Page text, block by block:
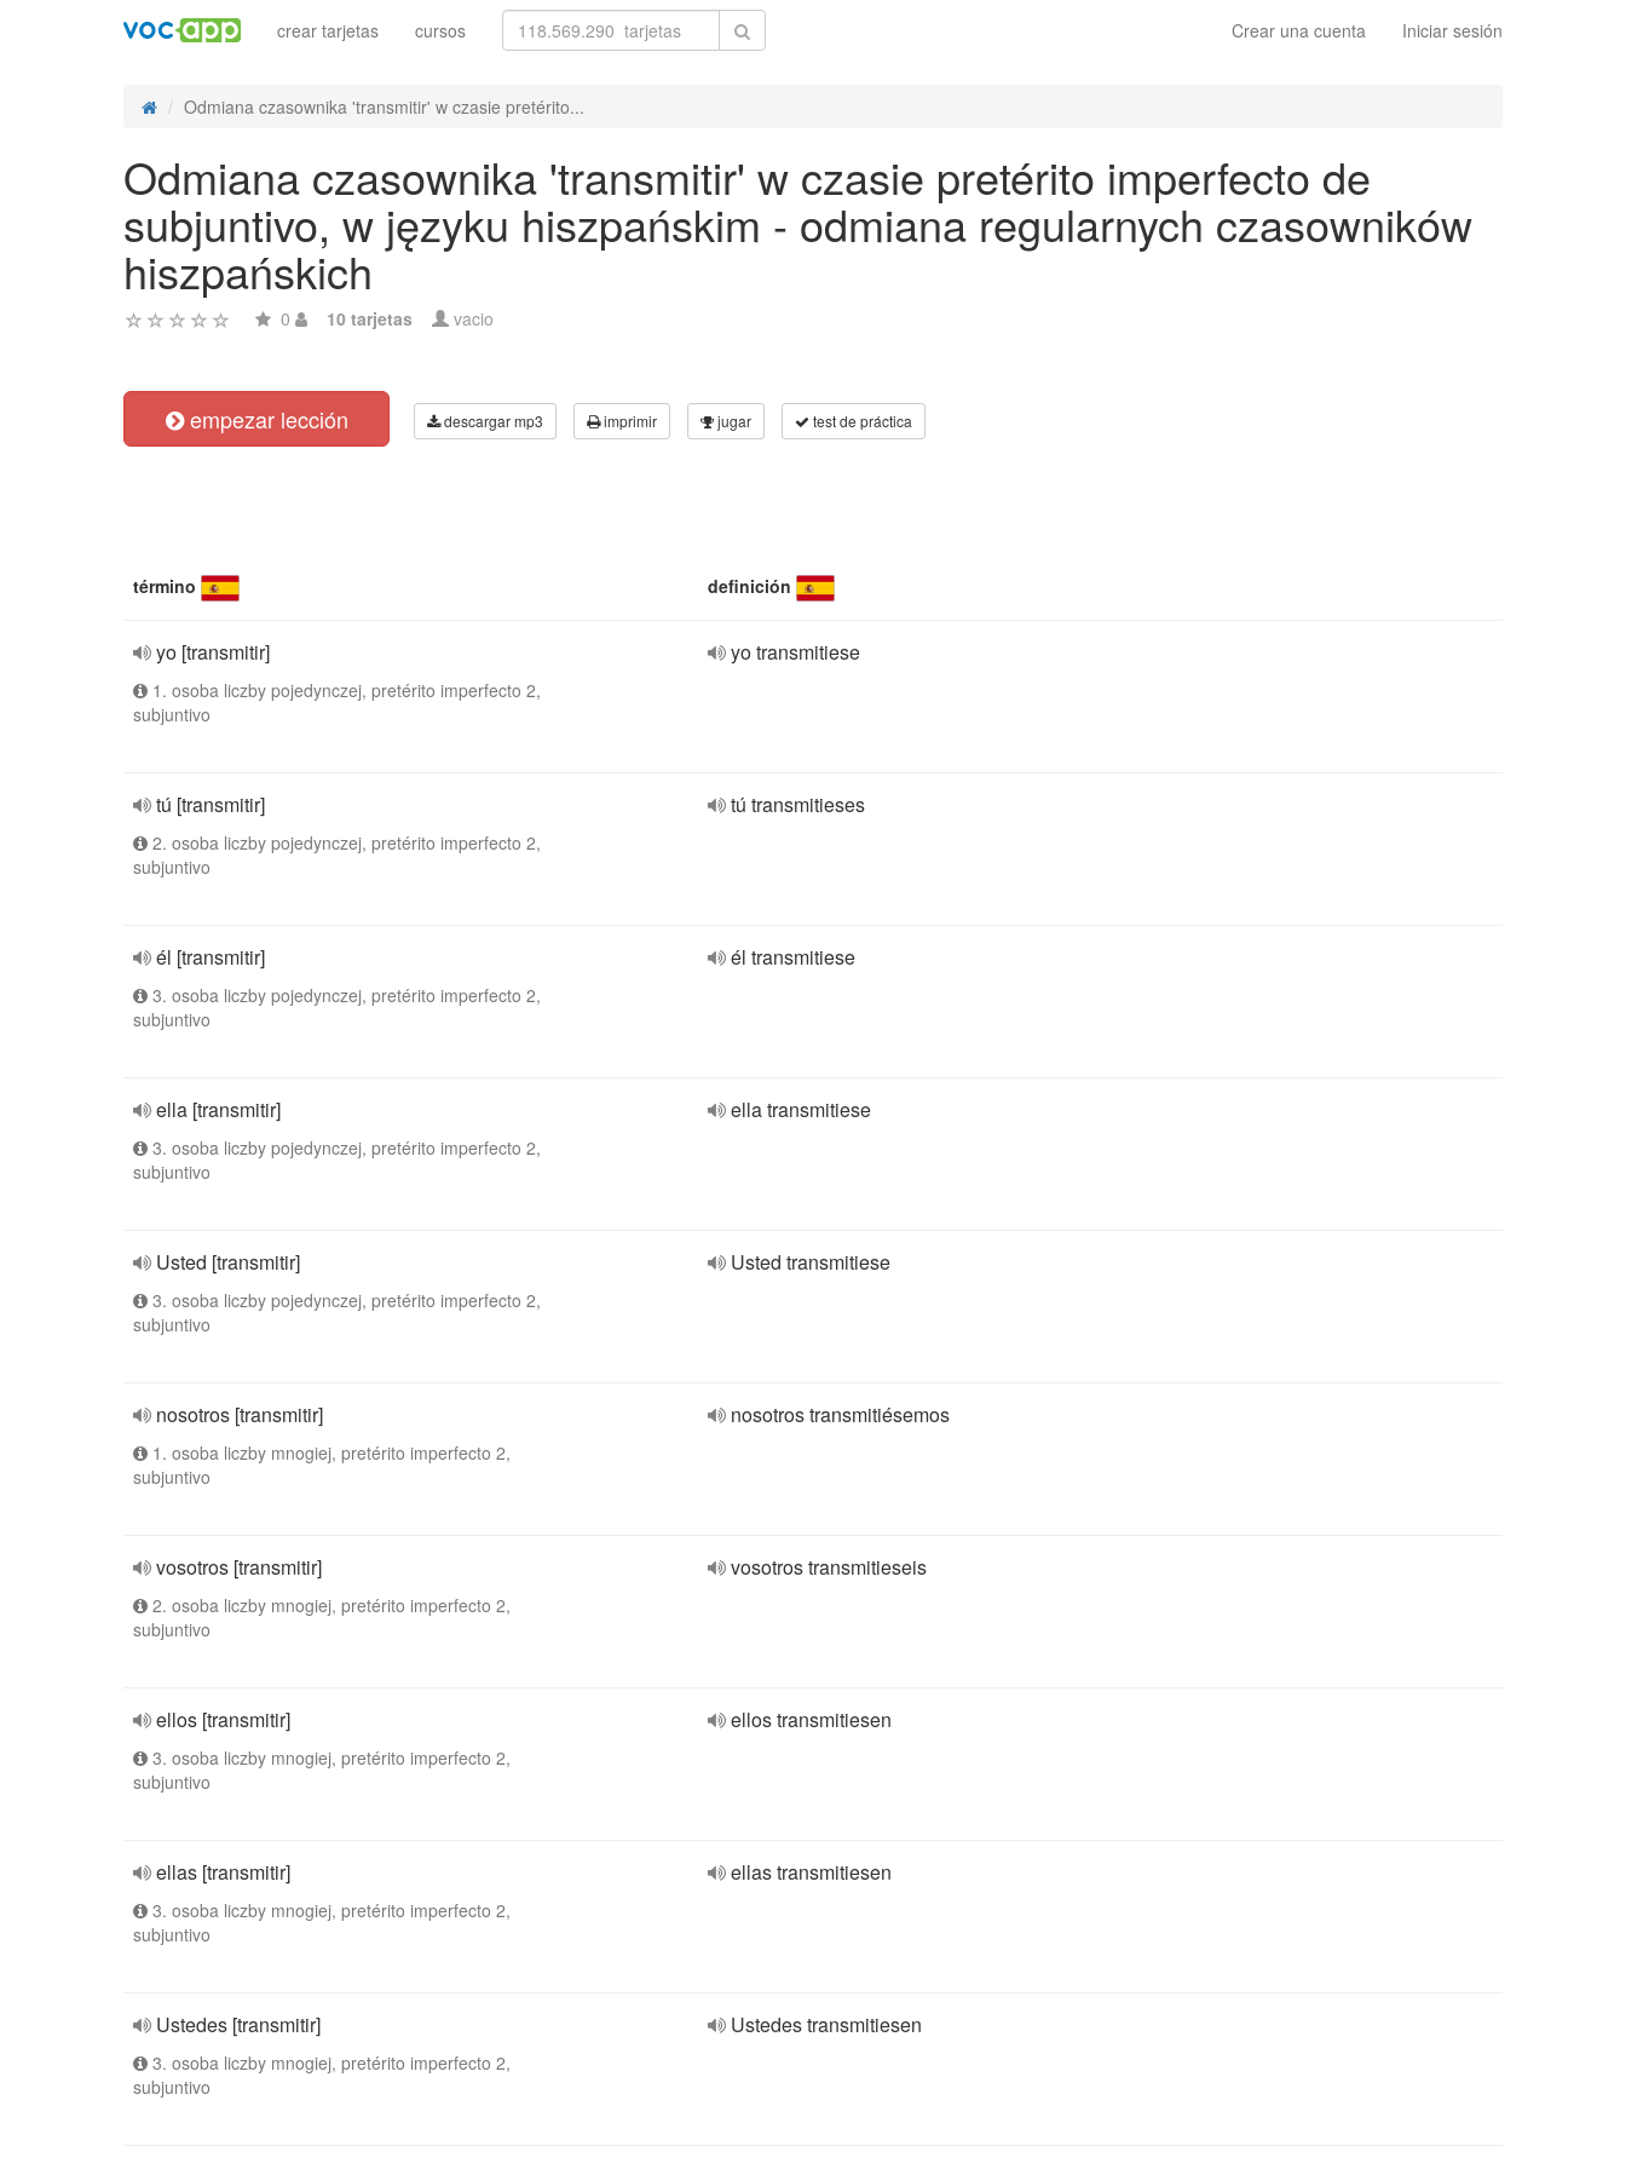
Crear una cuenta Iniciar sesión
crear tarjetas cursos
Odmiana czasownika 'transmitir' w czasie pretérito...
Odmiana czasownika 'transmitir' w czasie pretérito imperfecto de
subjuntivo, w języku hiszpańskim - odmiana regularnych czasowników
hiszpańskich
0 10 tarjetas vacio
empezar lección descargar mp3 imprimir jugar test de práctica
término definición
yo [transmitir]
1. osoba liczby pojedynczej, pretérito imperfecto 2,
subjuntivo
yo transmitiese
tú [transmitir]
2. osoba liczby pojedynczej, pretérito imperfecto 2,
subjuntivo
tú transmitieses
él [transmitir]
3. osoba liczby pojedynczej, pretérito imperfecto 2,
subjuntivo
él transmitiese
ella [transmitir]
3. osoba liczby pojedynczej, pretérito imperfecto 2,
subjuntivo
ella transmitiese
Usted [transmitir]
3. osoba liczby pojedynczej, pretérito imperfecto 2,
subjuntivo
Usted transmitiese
nosotros [transmitir]
1. osoba liczby mnogiej, pretérito imperfecto 2,
subjuntivo
nosotros transmitiésemos
vosotros [transmitir]
2. osoba liczby mnogiej, pretérito imperfecto 2,
subjuntivo
vosotros transmitieseis
ellos [transmitir]
3. osoba liczby mnogiej, pretérito imperfecto 2,
subjuntivo
ellos transmitiesen
ellas [transmitir]
3. osoba liczby mnogiej, pretérito imperfecto 2,
subjuntivo
ellas transmitiesen
Ustedes [transmitir]
3. osoba liczby mnogiej, pretérito imperfecto 2,
subjuntivo
Ustedes transmitiesen